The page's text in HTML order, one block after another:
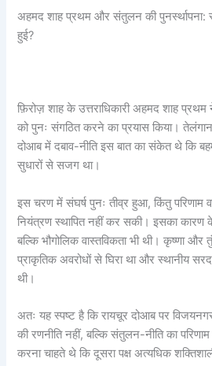
अहमद शाह प्रथम और संतुलन की पुनर्स्थापना:
हुई?
फ़िरोज़ शाह के उत्तराधिकारी अहमद शाह प्रथम
को पुनः संगठित करने का प्रयास किया।
दोआब में दबाव-नीति इस बात का संकेत थे कि
सुधारों से सजग था।
इस चरण में संघर्ष पुनः तीव्र हुआ, किंतु परिणाम
नियंत्रण स्थापित नहीं कर सकी। इसका
बल्कि भौगोलिक वास्तविकता भी थी। कृष्णा और
प्राकृतिक अवरोधों से घिरा था और स्थानीय
थी।
अतः यह स्पष्ट है कि रायचूर दोआब पर
की रणनीति नहीं, बल्कि संतुलन-नीति का
करना चाहते थे कि दूसरा पक्ष अत्यधिक